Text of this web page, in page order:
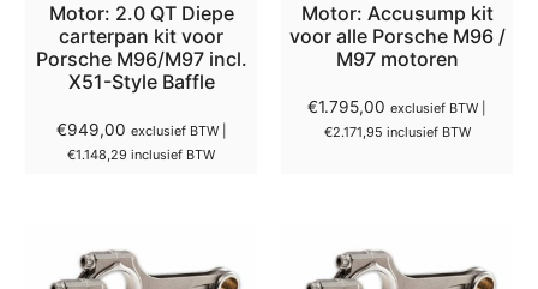
Motor: 2.0 QT Diepe
carterpan kit voor
Porsche M96/M97 incl.
X51-Style Baffle
€949,00 exclusief BTW |
€1.148,29 inclusief BTW
Motor: Accusump kit
voor alle Porsche M96 /
M97 motoren
€1.795,00 exclusief BTW |
€2.171,95 inclusief BTW